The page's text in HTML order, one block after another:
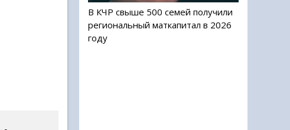
В КЧР свыше 500 семей получили
региональный маткапитал в 2026
году